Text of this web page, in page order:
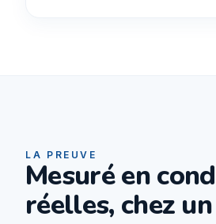
LA PREUVE
Mesuré en
réelles, chez